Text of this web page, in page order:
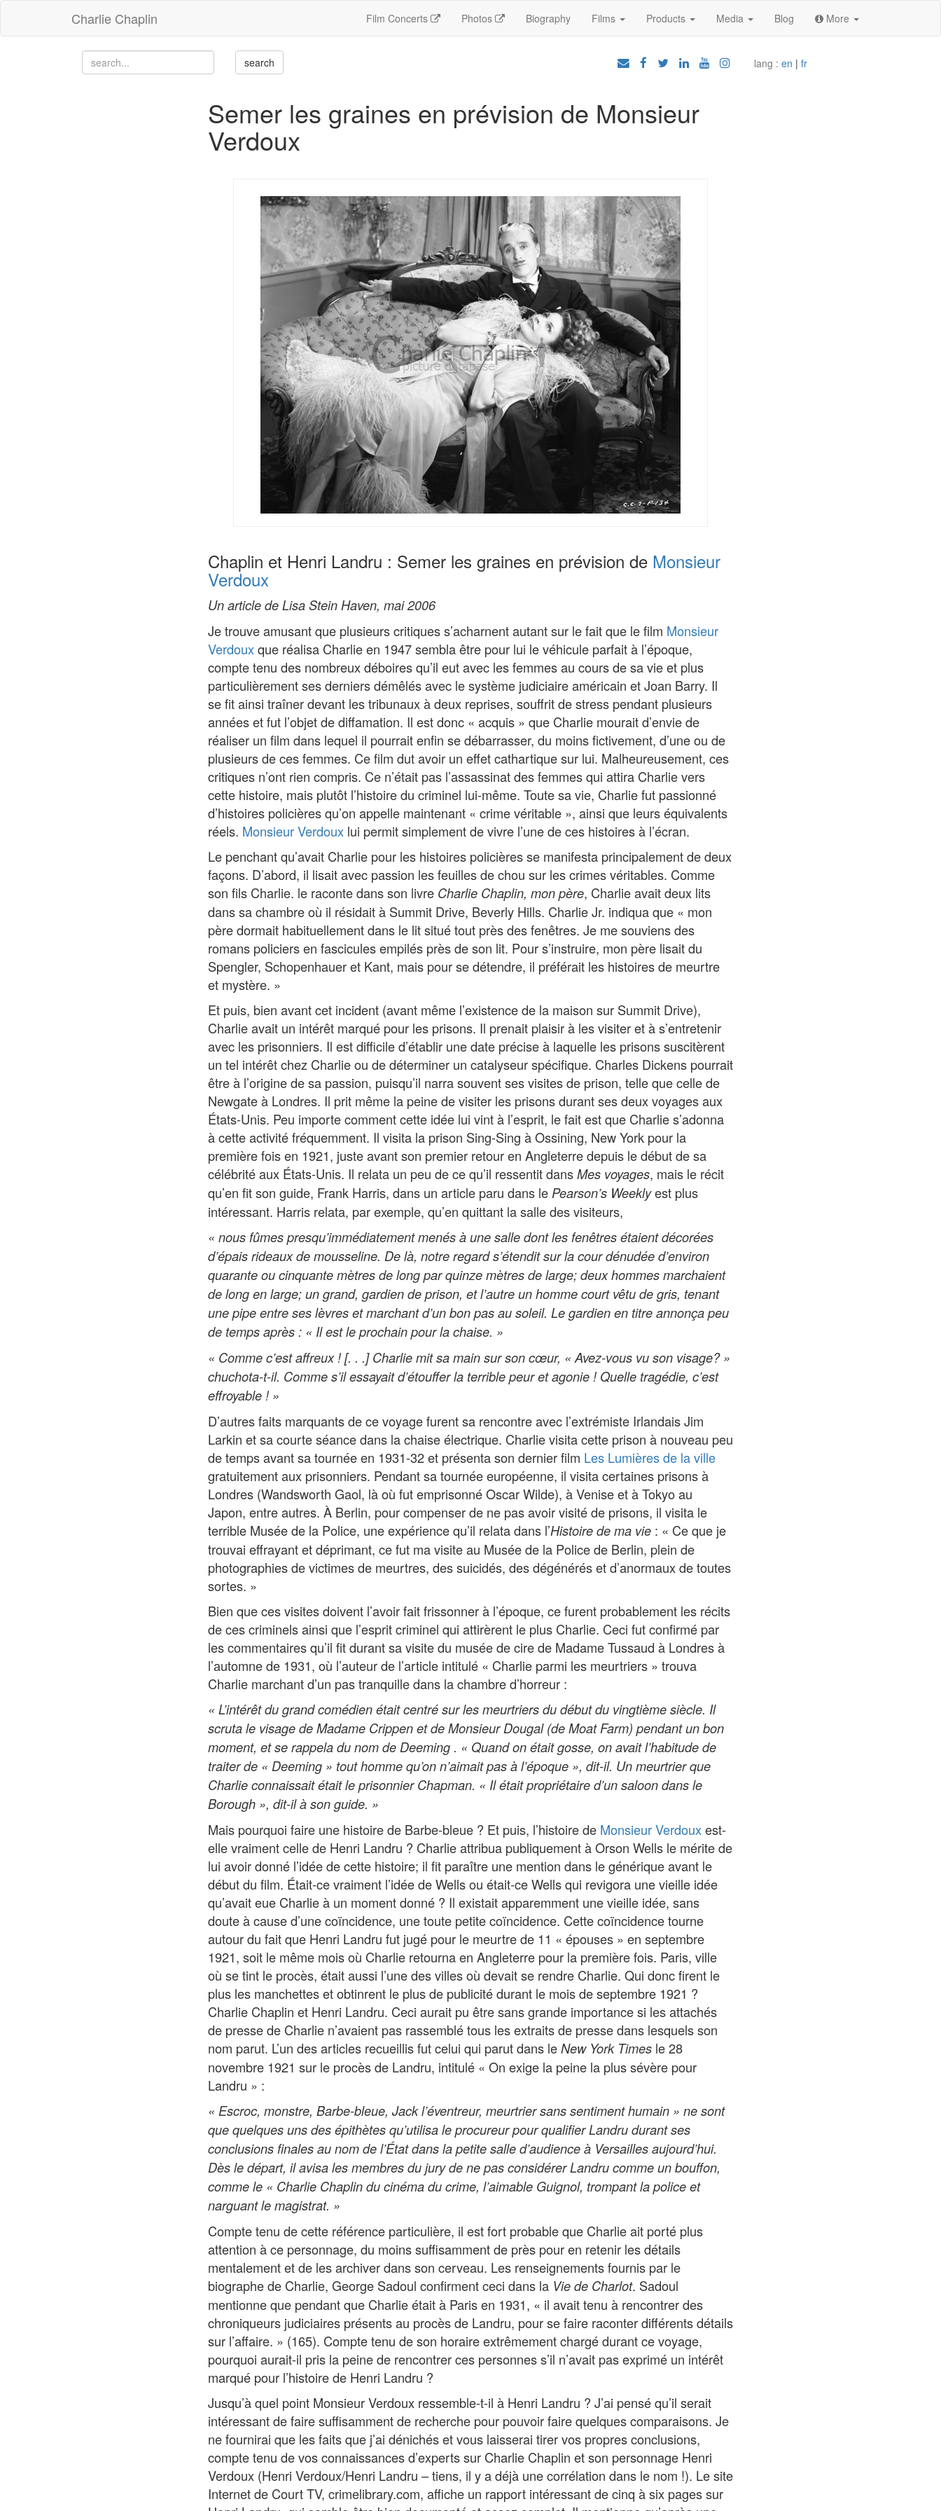
Charlie Chaplin Film Concerts Photos Biography Films Products Media Blog More
lang : en | fr
Semer les graines en prévision de Monsieur
Verdoux
Chaplin et Henri Landru : Semer les graines en prévision de Monsieur
Verdoux
Un article de Lisa Stein Haven, mai 2006
Je trouve amusant que plusieurs critiques s’acharnent autant sur le fait que le film Monsieur
Verdouxque réalisa Charlie en 1947 sembla être pour lui le véhicule parfait à l’époque,
compte tenu des nombreux déboires qu’il eut avec les femmes au cours de sa vie et plus
particulièrement ses derniers démêlés avec le système judiciaire américain et Joan Barry. Il
se fit ainsi traîner devant les tribunaux à deux reprises, souffrit de stress pendant plusieurs
années et fut l’objet de diffamation. Il est donc « acquis » que Charlie mourait d’envie de
réaliser un film dans lequel il pourrait enfin se débarrasser, du moins fictivement, d’une ou de
plusieurs de ces femmes. Ce film dut avoir un effet cathartique sur lui. Malheureusement, ces
critiques n’ont rien compris. Ce n’était pas l’assassinat des femmes qui attira Charlie vers
cette histoire, mais plutôt l’histoire du criminel lui-même. Toute sa vie, Charlie fut passionné
d’histoires policières qu’on appelle maintenant « crime véritable », ainsi que leurs équivalents
réels. Monsieur Verdoux lui permit simplement de vivre l’une de ces histoires à l’écran.
Le penchant qu’avait Charlie pour les histoires policières se manifesta principalement de deux
façons. D’abord, il lisait avec passion les feuilles de chou sur les crimes véritables. Comme
son fils Charlie. le raconte dans son livre Charlie Chaplin, mon père, Charlie avait deux lits
dans sa chambre où il résidait à Summit Drive, Beverly Hills. Charlie Jr. indiqua que « mon
père dormait habituellement dans le lit situé tout près des fenêtres. Je me souviens des
romans policiers en fascicules empilés près de son lit. Pour s’instruire, mon père lisait du
Spengler, Schopenhauer et Kant, mais pour se détendre, il préférait les histoires de meurtre
et mystère. »
Et puis, bien avant cet incident (avant même l’existence de la maison sur Summit Drive),
Charlie avait un intérêt marqué pour les prisons. Il prenait plaisir à les visiter et à s’entretenir
avec les prisonniers. Il est difficile d’établir une date précise à laquelle les prisons suscitèrent
un tel intérêt chez Charlie ou de déterminer un catalyseur spécifique. Charles Dickens pourrait
être à l’origine de sa passion, puisqu’il narra souvent ses visites de prison, telle que celle de
Newgate à Londres. Il prit même la peine de visiter les prisons durant ses deux voyages aux
États-Unis. Peu importe comment cette idée lui vint à l’esprit, le fait est que Charlie s’adonna
à cette activité fréquemment. Il visita la prison Sing-Sing à Ossining, New York pour la
première fois en 1921, juste avant son premier retour en Angleterre depuis le début de sa
célébrité aux États-Unis. Il relata un peu de ce qu’il ressentit dans Mes voyages, mais le récit
qu’en fit son guide, Frank Harris, dans un article paru dans le Pearson’s Weeklyest plus
intéressant. Harris relata, par exemple, qu’en quittant la salle des visiteurs,
« nous fûmes presqu’immédiatement menés à une salle dont les fenêtres étaient décorées
d’épais rideaux de mousseline. De là, notre regard s’étendit sur la cour dénudée d’environ
quarante ou cinquante mètres de long par quinze mètres de large; deux hommes marchaient
de long en large; un grand, gardien de prison, et l’autre un homme court vêtu de gris, tenant
une pipe entre ses lèvres et marchant d’un bon pas au soleil. Le gardien en titre annonça peu
de temps après : « Il est le prochain pour la chaise. »
« Comme c’est affreux ! [. . .] Charlie mit sa main sur son cœur, « Avez-vous vu son visage? »
chuchota-t-il. Comme s’il essayait d’étouffer la terrible peur et agonie ! Quelle tragédie, c’est
effroyable ! »
D’autres faits marquants de ce voyage furent sa rencontre avec l’extrémiste Irlandais Jim
Larkin et sa courte séance dans la chaise électrique. Charlie visita cette prison à nouveau peu
de temps avant sa tournée en 1931-32 et présenta son dernier film Les Lumières de la ville
gratuitement aux prisonniers. Pendant sa tournée européenne, il visita certaines prisons à
Londres (Wandsworth Gaol, là où fut emprisonné Oscar Wilde), à Venise et à Tokyo au
Japon, entre autres. À Berlin, pour compenser de ne pas avoir visité de prisons, il visita le
terrible Musée de la Police, une expérience qu’il relata dans l’Histoire de ma vie : « Ce que je
trouvai effrayant et déprimant, ce fut ma visite au Musée de la Police de Berlin, plein de
photographies de victimes de meurtres, des suicidés, des dégénérés et d’anormaux de toutes
sortes. »
Bien que ces visites doivent l’avoir fait frissonner à l’époque, ce furent probablement les récits
de ces criminels ainsi que l’esprit criminel qui attirèrent le plus Charlie. Ceci fut confirmé par
les commentaires qu’il fit durant sa visite du musée de cire de Madame Tussaud à Londres à
l’automne de 1931, où l’auteur de l’article intitulé « Charlie parmi les meurtriers » trouva
Charlie marchant d’un pas tranquille dans la chambre d’horreur :
« L’intérêt du grand comédien était centré sur les meurtriers du début du vingtième siècle. Il
scruta le visage de Madame Crippen et de Monsieur Dougal (de Moat Farm) pendant un bon
moment, et se rappela du nom de Deeming . « Quand on était gosse, on avait l’habitude de
traiter de « Deeming » tout homme qu’on n’aimait pas à l’époque », dit-il. Un meurtrier que
Charlie connaissait était le prisonnier Chapman. « Il était propriétaire d’un saloon dans le
Borough », dit-il à son guide. »
Mais pourquoi faire une histoire de Barbe-bleue ? Et puis, l’histoire de Monsieur Verdouxest-
elle vraiment celle de Henri Landru ? Charlie attribua publiquement à Orson Wells le mérite de
lui avoir donné l’idée de cette histoire; il fit paraître une mention dans le générique avant le
début du film. Était-ce vraiment l’idée de Wells ou était-ce Wells qui revigora une vieille idée
qu’avait eue Charlie à un moment donné ? Il existait apparemment une vieille idée, sans
doute à cause d’une coïncidence, une toute petite coïncidence. Cette coïncidence tourne
autour du fait que Henri Landru fut jugé pour le meurtre de 11 « épouses » en septembre
1921, soit le même mois où Charlie retourna en Angleterre pour la première fois. Paris, ville
où se tint le procès, était aussi l’une des villes où devait se rendre Charlie. Qui donc firent le
plus les manchettes et obtinrent le plus de publicité durant le mois de septembre 1921 ?
Charlie Chaplin et Henri Landru. Ceci aurait pu être sans grande importance si les attachés
de presse de Charlie n’avaient pas rassemblé tous les extraits de presse dans lesquels son
nom parut. L’un des articles recueillis fut celui qui parut dans le New York Times le 28
novembre 1921 sur le procès de Landru, intitulé « On exige la peine la plus sévère pour
Landru » :
« Escroc, monstre, Barbe-bleue, Jack l’éventreur, meurtrier sans sentiment humain » ne sont
que quelques uns des épithètes qu’utilisa le procureur pour qualifier Landru durant ses
conclusions finales au nom de l’État dans la petite salle d’audience à Versailles aujourd’hui.
Dès le départ, il avisa les membres du jury de ne pas considérer Landru comme un bouffon,
comme le « Charlie Chaplin du cinéma du crime, l’aimable Guignol, trompant la police et
narguant le magistrat. »
Compte tenu de cette référence particulière, il est fort probable que Charlie ait porté plus
attention à ce personnage, du moins suffisamment de près pour en retenir les détails
mentalement et de les archiver dans son cerveau. Les renseignements fournis par le
biographe de Charlie, George Sadoul confirment ceci dans la Vie de Charlot. Sadoul
mentionne que pendant que Charlie était à Paris en 1931, « il avait tenu à rencontrer des
chroniqueurs judiciaires présents au procès de Landru, pour se faire raconter différents détails
sur l’affaire. » (165). Compte tenu de son horaire extrêmement chargé durant ce voyage,
pourquoi aurait-il pris la peine de rencontrer ces personnes s’il n’avait pas exprimé un intérêt
marqué pour l’histoire de Henri Landru ?
Jusqu’à quel point Monsieur Verdoux ressemble-t-il à Henri Landru ? J’ai pensé qu’il serait
intéressant de faire suffisamment de recherche pour pouvoir faire quelques comparaisons. Je
ne fournirai que les faits que j’ai dénichés et vous laisserai tirer vos propres conclusions,
compte tenu de vos connaissances d’experts sur Charlie Chaplin et son personnage Henri
Verdoux (Henri Verdoux/Henri Landru – tiens, il y a déjà une corrélation dans le nom !). Le site
Internet de Court TV, crimelibrary.com, affiche un rapport intéressant de cinq à six pages sur